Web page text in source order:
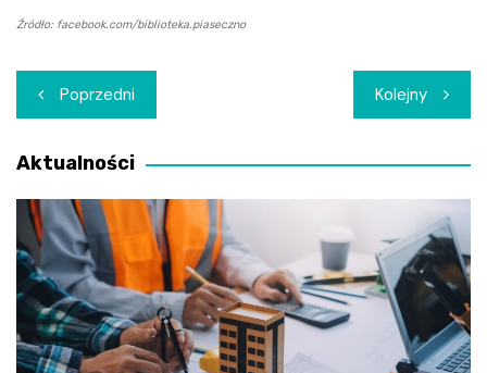
Źródło: facebook.com/biblioteka.piaseczno
Nawigacja
wpisu
Poprzedni Kolejny
Aktualności